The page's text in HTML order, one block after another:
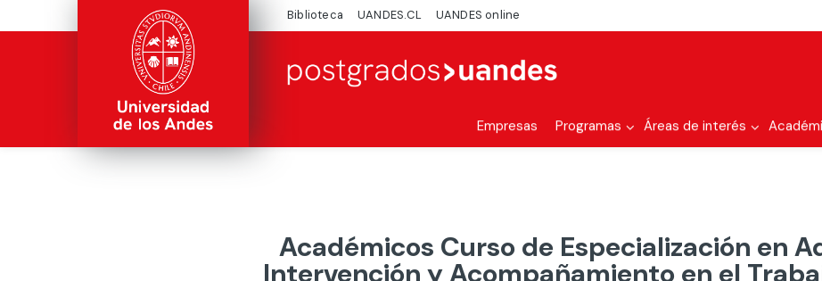
Biblioteca UANDES.CL UANDES online
Empresas Programas Áreas de interés
Académicos Curso de Especialización en
Intervención y Acompañamiento en el